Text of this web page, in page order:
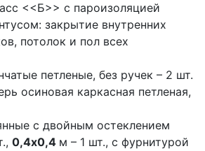
<<Б>> с пароизоляцией
закрытие внутренних
потолок и пол всех
петленые, без ручек – 2 шт.
осиновая каркасная петленая,
с двойным остеклением
0,4х0,4 м – 1 шт., с фурнитурой